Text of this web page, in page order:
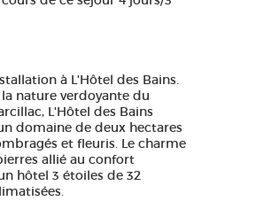
à L'Hôtel des Bains.
nature verdoyante du
L'Hôtel des Bains
domaine de deux hectares
et fleuris. Le charme
allié au confort
hôtel 3 étoiles de 32